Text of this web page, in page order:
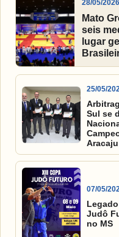
28/05/2026
Mato
seis
lugar
25/05/
Sul se
Aracaju
07/05/
Judô
no MS